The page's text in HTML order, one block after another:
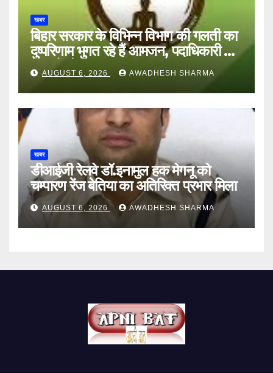
खबर
बिहार सरकार के विभिन्न विभाग की गलती का
दुष्परिणाम भुगत रहे हैं आमजन, पदाधिकारी और
अन्य हैं मौन
AUGUST 6, 2026 AWADHESH SHARMA
खबर
डीआईजी रेलवे डॉ.इनामुल हक मेगनू को
चम्पारण रेंज बेतिया का अतिरिक्त प्रभार मिला
AUGUST 6, 2026 AWADHESH SHARMA